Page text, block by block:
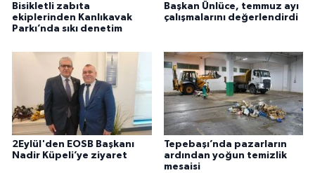
Bisikletli zabıta
ekiplerinden Kanlıkavak
Parkı’nda sıkı denetim
Başkan Ünlüce, temmuz ayı
çalışmalarını değerlendirdi
2Eylül'den EOSB Başkanı
Nadir Küpeli’ye ziyaret
Tepebaşı’nda pazarların
ardından yoğun temizlik
mesaisi